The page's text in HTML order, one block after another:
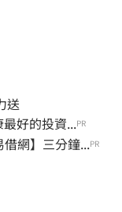
送
好的投資...PR
網】三分鐘...PR